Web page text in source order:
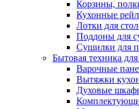
Корзины,
Кухонные
Лотки для
Поддоны для
Сушилки для
Бытовая техника
Варочные
Вытяжки
Духовые